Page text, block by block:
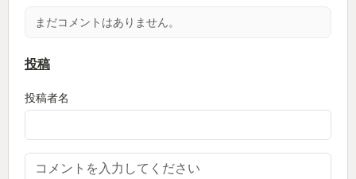
男子高校生のアトマと女子高校生のラヤとの関係や
と思います。
ができた秀逸のアドベンチャーゲームでした。
まだコメントはありません。
投稿
投稿者名